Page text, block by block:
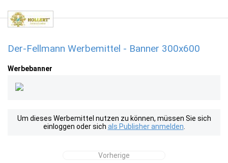
Der-Fellmann Werbemittel - Banner 300x600
Werbebanner
Um dieses Werbemittel nutzen zu können, müssen Sie sich
einloggen oder sich als Publisher anmelden
Vorherige